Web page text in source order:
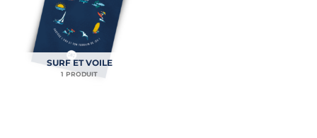
SURF ET VOILE
1 PRODUIT